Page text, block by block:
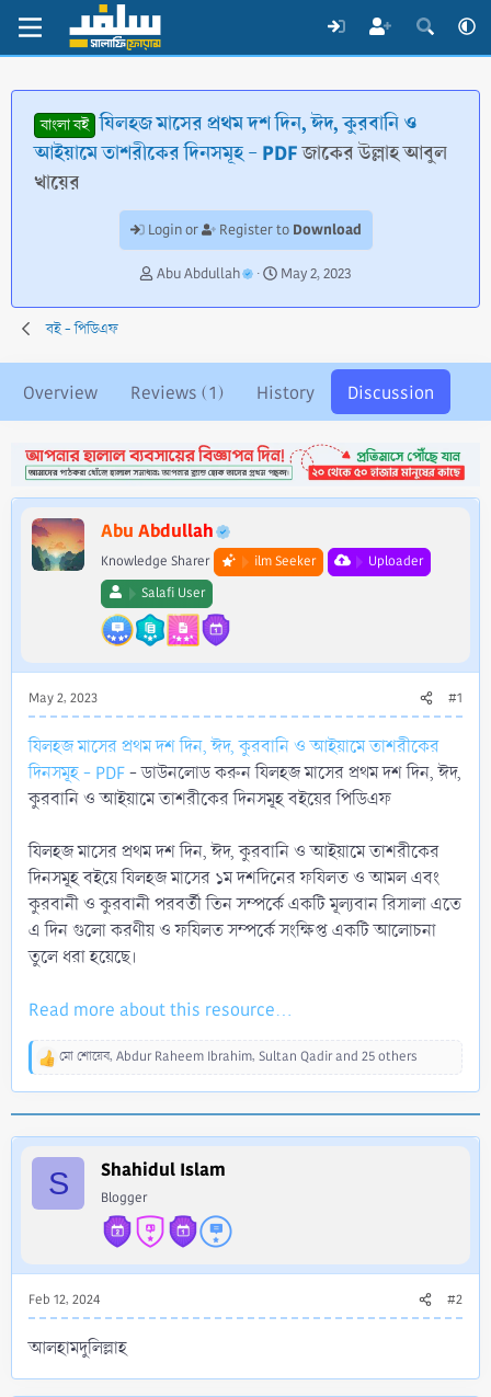
বাংলা বই যিলহজ মাসের প্রথম দশ দিন, ঈদ, কুরবানি ও
আইয়ামে তাশরীকের দিনসমূহ - PDFজাকের উল্লাহ আবুল
খায়ের
Login or Register to Download
T
r
s
t
r
t
e
r
Abu Abdullah
S
a
a
t
May 2, 2023
বই - পিডিএফ
Overview Reviews (1) History Discussion
Abu Abdullah
Knowledge Sharer ilm Seeker
Uploader
Salafi User
May 2, 2023 #1
যিলহজ মাসের প্রথম দশ দিন, ঈদ, কুরবানি ও আইয়ামে তাশরীকের
দিনসমূহ - PDF- ডাউনলোড করুন যিলহজ মাসের প্রথম দশ দিন, ঈদ,
কুরবানি ও আইয়ামে তাশরীকের দিনসমূহ বইয়ের পিডিএফ
যিলহজ মাসের প্রথম দশ দিন, ঈদ, কুরবানি ও আইয়ামে তাশরীকের
দিনসমূহ বইয়ে যিলহজ মাসের ১ম দশদিনের ফযিলত ও আমল এবং
কুরবানী ও কুরবানী পরবর্তী তিন সম্পর্কে একটি মূল্যবান রিসালা এতে
এ দিন গুলো করণীয় ও ফযিলত সম্পর্কে সংক্ষিপ্ত একটি আলোচনা
তুলে ধরা হয়েছে।
Read more about this resource...
R
মো শোয়েব, Abdur Raheem Ibrahim, Sultan Qadirand 25 others
S Shahidul Islam
Blogger
Feb 12, 2024 #2
আলহামদুলিল্লাহ